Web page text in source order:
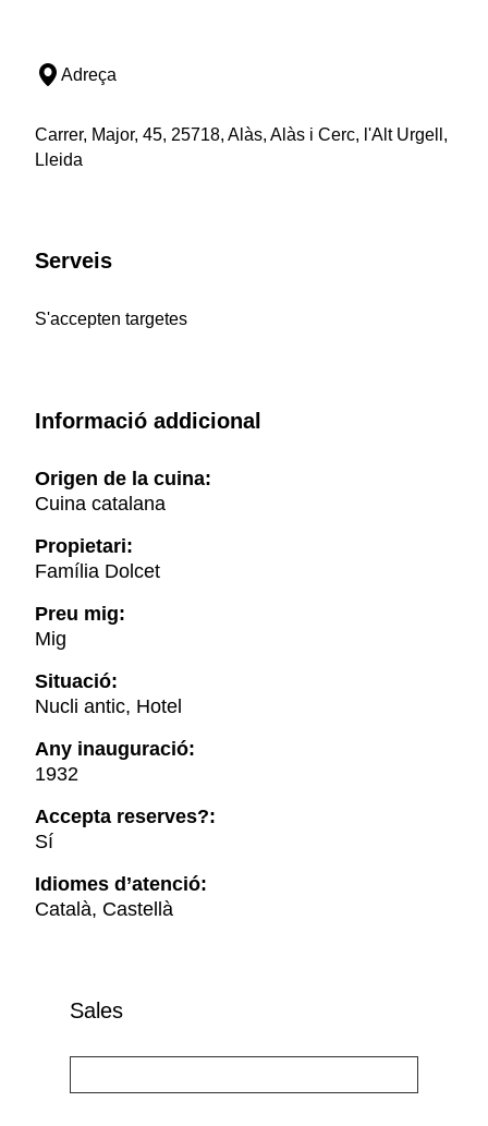
Adreça
Carrer, Major, 45, 25718, Alàs, Alàs i Cerc, l'Alt Urgell,
Lleida
Serveis
S'accepten targetes
Informació addicional
Origen de la cuina:
Cuina catalana
Propietari:
Família Dolcet
Preu mig:
Mig
Situació:
Nucli antic, Hotel
Any inauguració:
1932
Accepta reserves?:
Sí
Idiomes d’atenció:
Català, Castellà
Sales